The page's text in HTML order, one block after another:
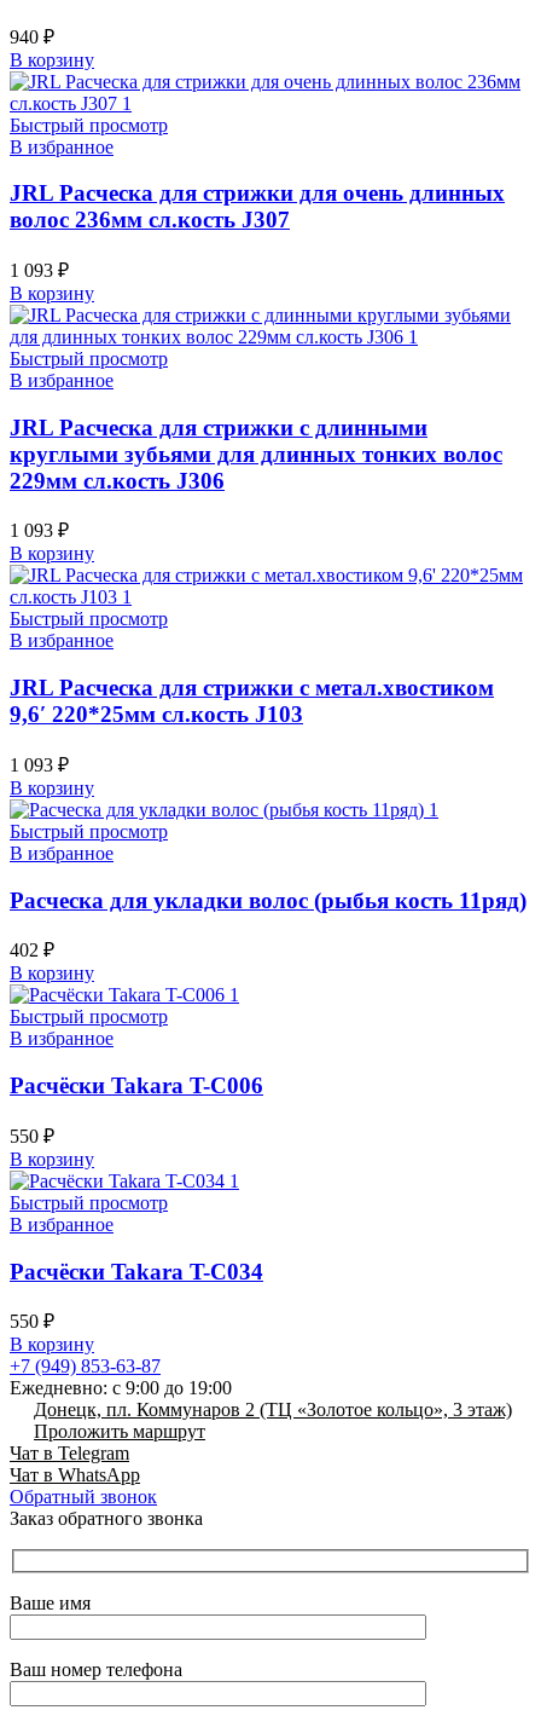
940 ₽
В корзину
Быстрый просмотр
В избранное
JRL Расческа для стрижки для очень длинных
волос 236мм сл.кость J307
1 093 ₽
В корзину
Быстрый просмотр
В избранное
JRL Расческа для стрижки с длинными
круглыми зубьями для длинных тонких волос
229мм сл.кость J306
1 093 ₽
В корзину
Быстрый просмотр
В избранное
JRL Расческа для стрижки с метал.хвостиком
9,6′ 220*25мм сл.кость J103
1 093 ₽
В корзину
Быстрый просмотр
В избранное
Расческа для укладки волос (рыбья кость 11ряд)
402 ₽
В корзину
Быстрый просмотр
В избранное
Расчёски Takara T-C006
550 ₽
В корзину
Быстрый просмотр
В избранное
Расчёски Takara T-C034
550 ₽
В корзину
+7 (949) 853-63-87
Ежедневно: с 9:00 до 19:00
Донецк, пл. Коммунаров 2 (ТЦ «Золотое кольцо», 3 этаж)
Проложить маршрут
Чат в Telegram
Чат в WhatsApp
Обратный звонок
Заказ обратного звонка
Ваше имя
Ваш номер телефона